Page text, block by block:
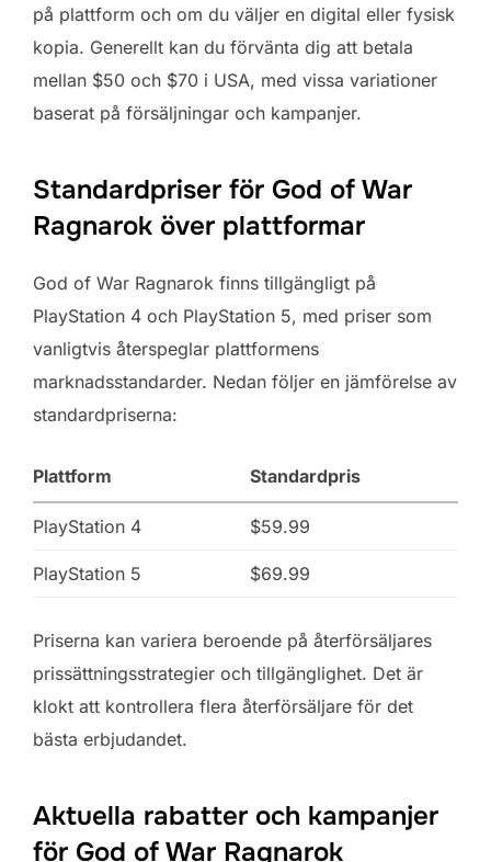
på plattform och om du väljer en digital eller fysisk
kopia. Generellt kan du förvänta dig att betala
mellan $50 och $70 i USA, med vissa variationer
baserat på försäljningar och kampanjer.
Standardpriser för God of War
Ragnarok över plattformar
God of War Ragnarok finns tillgängligt på
PlayStation 4 och PlayStation 5, med priser som
vanligtvis återspeglar plattformens
marknadsstandarder. Nedan följer en jämförelse av
standardpriserna:
Plattform Standardpris
PlayStation 4 $59.99
PlayStation 5 $69.99
Priserna kan variera beroende på återförsäljares
prissättningsstrategier och tillgänglighet. Det är
klokt att kontrollera flera återförsäljare för det
bästa erbjudandet.
Aktuella rabatter och kampanjer
för God of War Ragnarok